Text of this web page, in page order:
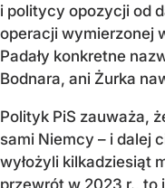
i politycy opozycji od
operacji wymierzonej
Padały konkretne
Bodnara, ani Żurka
Polityk PiS zauważa,
sami Niemcy – i dalej
wyłożyli kilkadziesiąt
przewrót w 2023 r., to